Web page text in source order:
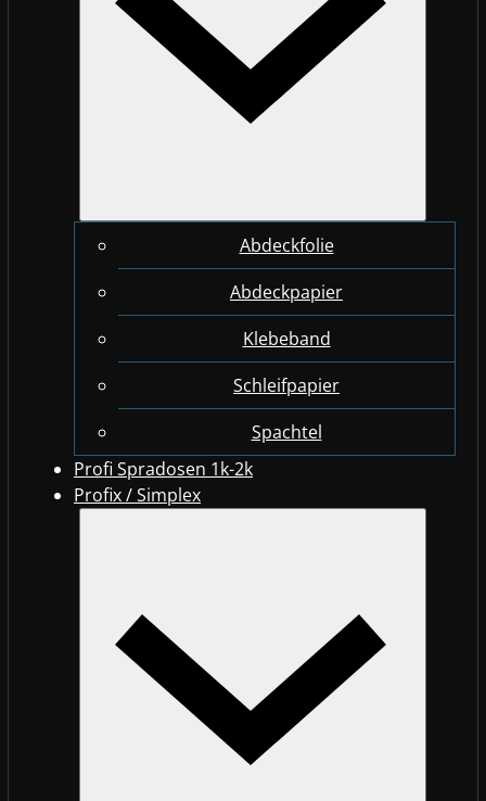
Abdeckfolie
Abdeckpapier
Klebeband
Schleifpapier
Spachtel
Profi Spradosen 1k-2k
Profix / Simplex